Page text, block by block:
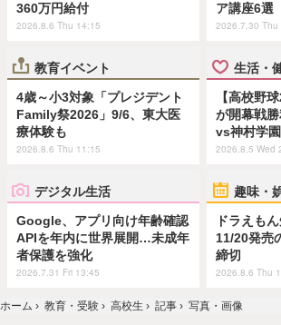
360万円給付
2026.8.6 Thu 14:15
ア講座6選
2026.7.30 Thu
教育イベント
4歳～小3対象「プレジデント
Family祭2026」9/6、東大医
療体験も
2026.8.6 Thu 11:15
生活・
【高校野
が開幕戦
vs神村学
2026.8.5 Wed
デジタル生活
Google、アプリ向け年齢確認
APIを年内に世界展開…未成年
者保護を強化
2026.7.31 Fri 13:45
趣味・
ドラえも
11/20発売
締切
2026.8.6 Thu
ホーム › 教育・受験 › 高校生 › 記事 › 写真・画像